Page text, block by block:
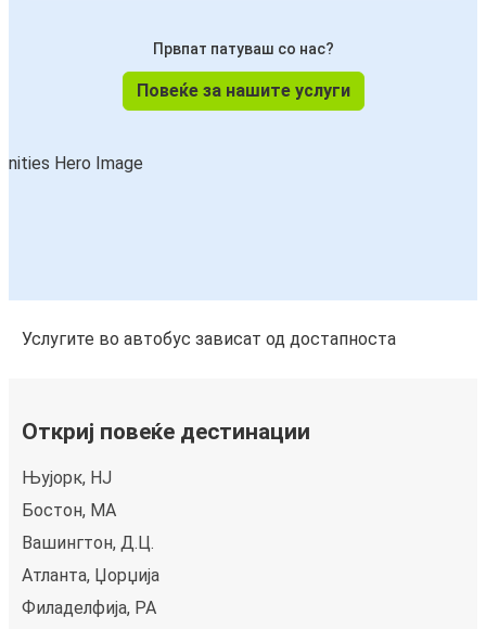
Првпат патуваш со нас?
Повеќе за нашите услуги
Услугите во автобус зависат од достапноста
Откриј повеќе дестинации
Њујорк, НЈ
Бостон, MA
Вашингтон, Д.Ц.
Атланта, Џорџија
Филаделфија, PA